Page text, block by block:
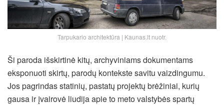
Tarpukario architektūra | Kaunas.lt nuotr.
Ši paroda išskirtinė kitų, archyviniams dokumentams
eksponuoti skirtų, parodų kontekste savitu vaizdingumu.
Jos pagrindas statinių, pastatų projektų brėžiniai, kurių
gausa ir įvairovė liudija apie to meto valstybės spartų